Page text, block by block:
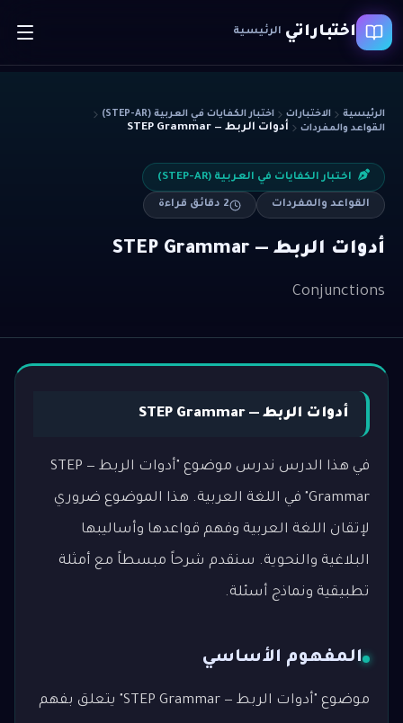
اختباراتي الرئيسية
الرئيسية الاختبارات
اختبار الكفايات في العربية (STEP-AR)
القواعد والمفردات
أدوات الربط — STEP Grammar
اختبار الكفايات في العربية (STEP-AR)
القواعد والمفردات 2 دقائق قراءة
أدوات الربط — STEP Grammar
Conjunctions
أدوات الربط — STEP Grammar
في هذا الدرس ندرس موضوع "أدوات الربط — STEP
Grammar" في اللغة العربية. هذا الموضوع ضروري
لإتقان اللغة العربية وفهم قواعدها وأساليبها
البلاغية والنحوية. سنقدم شرحاً مبسطاً مع أمثلة
تطبيقية ونماذج أسئلة.
المفهوم الأساسي
موضوع "أدوات الربط — STEP Grammar" يتعلق بفهم